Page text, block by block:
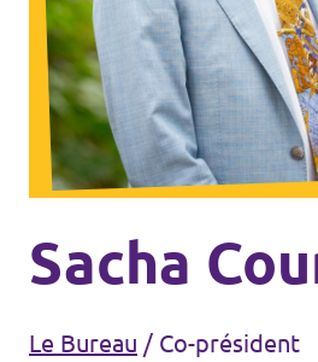
Agenda
Volt FALC
Donner
Sacha
Le Bureau / Co-président